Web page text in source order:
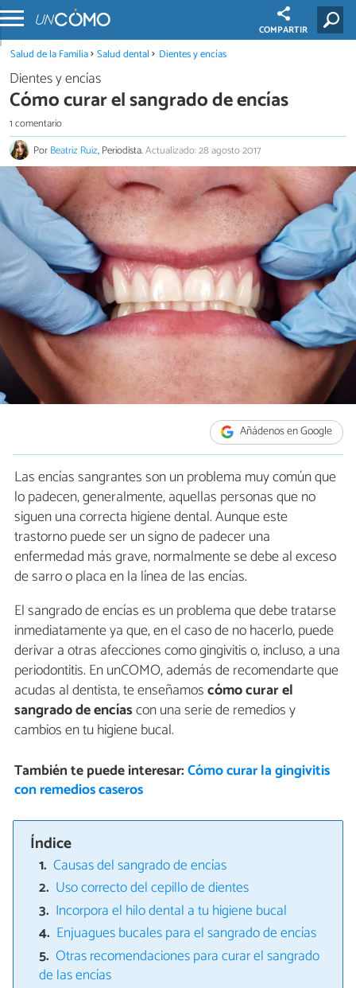
COMPARTIR
Salud de la Familia Salud dental Dientes y encías
Dientes y encías
Cómo curar el sangrado de encías
1 comentario
PorBeatriz Ruiz, Periodista.Actualizado: 28 agosto 2017
Añádenos en Google
Las encías sangrantes son un problema muy común que
lo padecen, generalmente, aquellas personas que no
siguen una correcta higiene dental. Aunque este
trastorno puede ser un signo de padecer una
enfermedad más grave, normalmente se debe al exceso
de sarro o placa en la línea de las encías.
El sangrado de encías es un problema que debe tratarse
inmediatamente ya que, en el caso de no hacerlo, puede
derivar a otras afecciones como gingivitis o, incluso, a una
periodontitis. En unCOMO, además de recomendarte que
acudas al dentista, te enseñamoscómo curar el
sangrado de encíascon una serie de remedios y
cambios en tu higiene bucal.
También te puede interesar:Cómo curar la gingivitis
con remedios caseros
Índice
Causas del sangrado de encías
Uso correcto del cepillo de dientes
Incorpora el hilo dental a tu higiene bucal
Enjuagues bucales para el sangrado de encías
Otras recomendaciones para curar el sangrado
de las encías